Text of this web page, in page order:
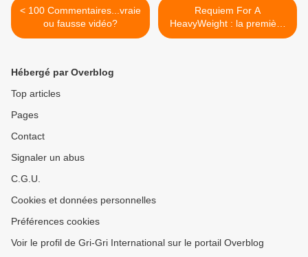
< 100 Commentaires...vraie
ou fausse vidéo?
Requiem For A
HeavyWeight : la première
fois que Cassius Marcellus
Hébergé par Overblog
Top articles
Pages
Contact
Signaler un abus
C.G.U.
Cookies et données personnelles
Préférences cookies
Voir le profil de Gri-Gri International sur le portail Overblog